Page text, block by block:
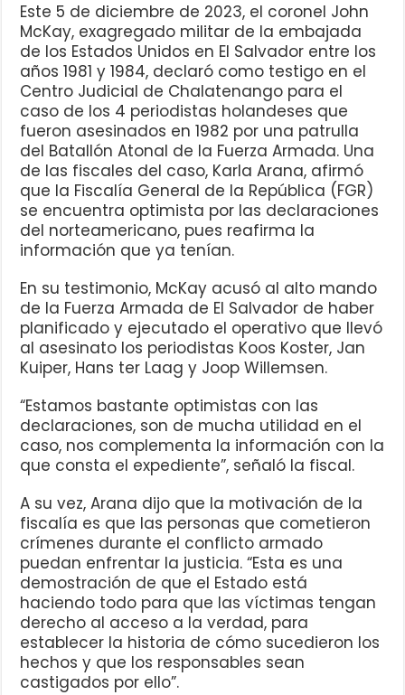
Este 5 de diciembre de 2023, el coronel John
McKay, exagregado militar de la embajada
de los Estados Unidos en El Salvador entre los
años 1981 y 1984, declaró como testigo en el
Centro Judicial de Chalatenango para el
caso de los 4 periodistas holandeses que
fueron asesinados en 1982 por una patrulla
del Batallón Atonal de la Fuerza Armada. Una
de las fiscales del caso, Karla Arana, afirmó
que la Fiscalía General de la República (FGR)
se encuentra optimista por las declaraciones
del norteamericano, pues reafirma la
información que ya tenían.
En su testimonio, McKay acusó al alto mando
de la Fuerza Armada de El Salvador de haber
planificado y ejecutado el operativo que llevó
al asesinato los periodistas Koos Koster, Jan
Kuiper, Hans ter Laag y Joop Willemsen.
“Estamos bastante optimistas con las
declaraciones, son de mucha utilidad en el
caso, nos complementa la información con la
que consta el expediente”, señaló la fiscal.
A su vez, Arana dijo que la motivación de la
fiscalía es que las personas que cometieron
crímenes durante el conflicto armado
puedan enfrentar la justicia. “Esta es una
demostración de que el Estado está
haciendo todo para que las víctimas tengan
derecho al acceso a la verdad, para
establecer la historia de cómo sucedieron los
hechos y que los responsables sean
castigados por ello”.